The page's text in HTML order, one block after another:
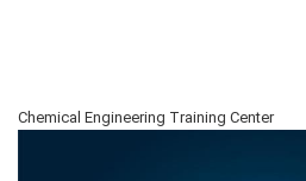
Chemical Engineering Training Center